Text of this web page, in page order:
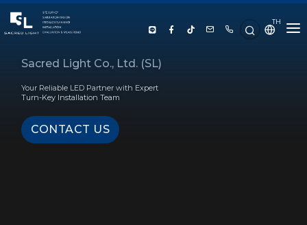
TH
HOME
ABOUT US
PRODUCT
Sacred Light Co., Ltd. (SL)
Your Reliable LED Partner with Expert
Turn-Key Installation Team
CONTACT US